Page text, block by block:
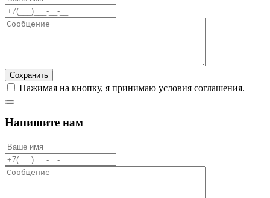
Сохранить
Нажимая на кнопку, я принимаю условия соглашения.
Напишите нам